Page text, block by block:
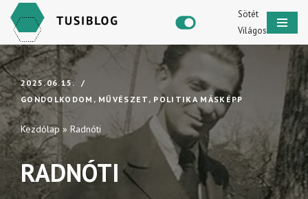
Skip
to
content
Sötét
Világos
2025.06.15.
GONDOLKODOM , MŰVÉSZET , POLITIKA MÁSKÉPP
Kezdőlap » Radnóti
RADNÓTI